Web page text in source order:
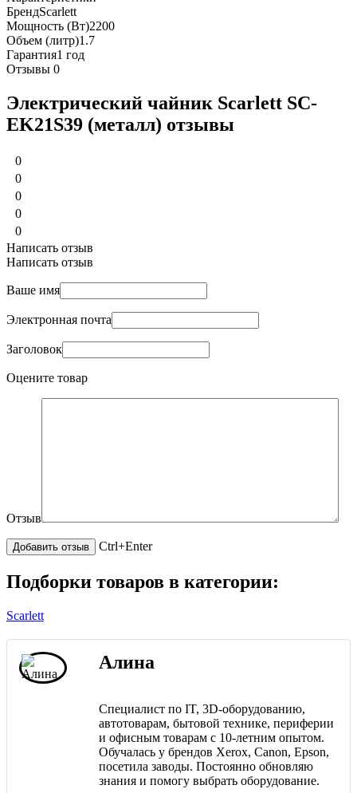
БрендScarlett
Мощность (Вт)2200
Объем (литр)1.7
Гарантия1 год
Отзывы 0
Электрический чайник Scarlett SC-
EK21S39 (металл) отзывы
0
0
0
0
0
Написать отзыв
Написать отзыв
Ваше имя
Электронная почта
Заголовок
Оцените товар
Отзыв
Ctrl+Enter
Подборки товаров в категории:
Scarlett
Алина
Специалист по IT, 3D-оборудованию,
автотоварам, бытовой технике, периферии
и офисным товарам с 10-летним опытом.
Обучалась у брендов Xerox, Canon, Epson,
посетила заводы. Постоянно обновляю
знания и помогу выбрать оборудование.